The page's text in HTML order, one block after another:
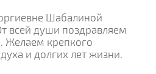
Шабалиной
всей души поздравляем
Желаем крепкого
и долгих лет жизни.